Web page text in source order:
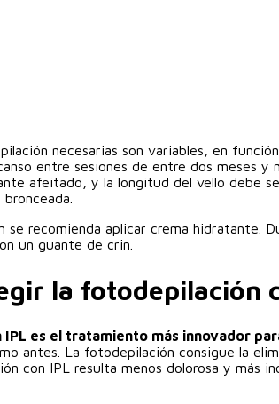
necesarias son variables, en
entre sesiones de entre dos meses
afeitado, y la longitud del vello debe
se recomienda aplicar crema
un guante de crin.
la fotodepilación
es el tratamiento más innovador
antes. La fotodepilación consigue la
con IPL resulta menos dolorosa y más